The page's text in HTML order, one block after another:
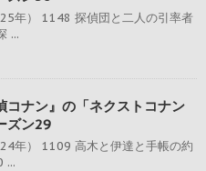
年） 1148 探偵団と二人の引率者
...
コナン』の「ネクストコナン
ズン29
年） 1109 高木と伊達と手帳の約
...